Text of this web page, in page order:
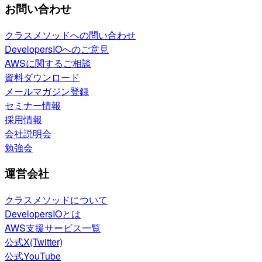
お問い合わせ
クラスメソッドへの問い合わせ
DevelopersIOへのご意見
AWSに関するご相談
資料ダウンロード
メールマガジン登録
セミナー情報
採用情報
会社説明会
勉強会
運営会社
クラスメソッドについて
DevelopersIOとは
AWS支援サービス一覧
公式X(Twitter)
公式YouTube